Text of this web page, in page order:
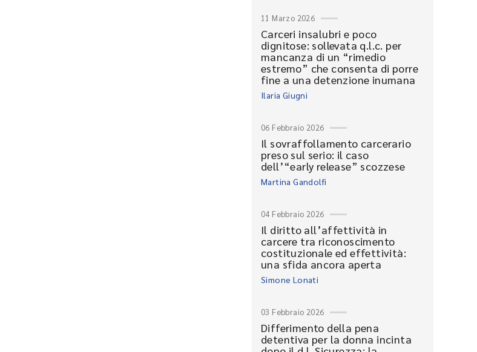
11 Marzo 2026
Carceri insalubri e poco
dignitose: sollevata q.l.c. per
mancanza di un “rimedio
estremo” che consenta di porre
fine a una detenzione inumana
Ilaria Giugni
06 Febbraio 2026
Il sovraffollamento carcerario
preso sul serio: il caso
dell’“early release” scozzese
Martina Gandolfi
04 Febbraio 2026
Il diritto all’affettività in
carcere tra riconoscimento
costituzionale ed effettività:
una sfida ancora aperta
Simone Lonati
03 Febbraio 2026
Differimento della pena
detentiva per la donna incinta